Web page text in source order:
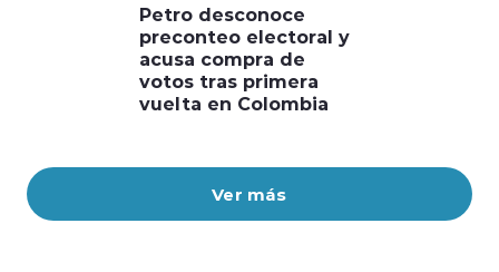
Ver más
Petro desconoce
preconteo electoral y
acusa compra de
votos tras primera
vuelta en Colombia